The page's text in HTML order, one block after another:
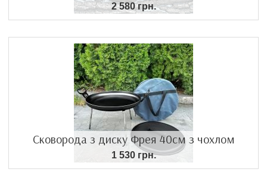
2 580 грн.
Сковорода з диску Фрея 40см з чохлом
1 530 грн.